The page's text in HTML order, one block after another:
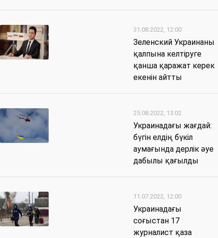
31.08.2022, 12:00
Зеленский Украинаны
қалпына келтіруге
қанша қаражат керек
екенін айтты
25.08.2022, 13:02
Украинадағы жағдай:
бүгін елдің бүкіл
аумағында дерлік әуе
дабылы қағылды
11.07.2022, 12:00
Украинадағы
соғыстан 17
журналист қаза